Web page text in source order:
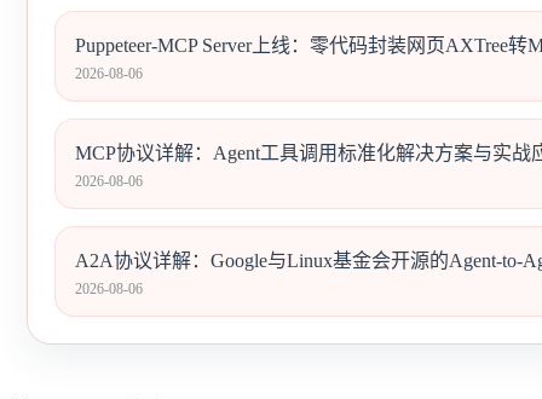
Puppeteer-MCP Server上线：零代码封装网页AXTree转
2026-08-06
MCP协议详解：Agent工具调用标准化解决方案与实战
2026-08-06
A2A协议详解：Google与Linux基金会开源的Agent-to-
2026-08-06